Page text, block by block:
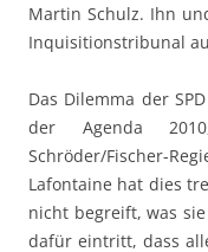
Martin Schulz. Ihn
Inquisitionstribunal
Das Dilemma der
der Agenda
Schröder/Fischer-
Lafontaine hat dies
nicht begreift, was
dafür eintritt, dass